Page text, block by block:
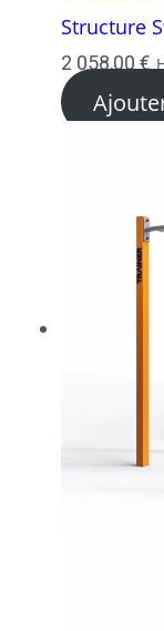
Structure
2 058,00€